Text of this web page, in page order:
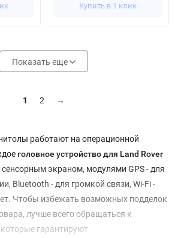
Купить в 1 клик
Показать еще
1 2 →
работают на операционной
головное устройство для Land Rover
экраном, модулями GPS - для
Bluetooth - для громкой связи, Wi-Fi -
Чтобы избежать возможных подделок
лучше всего обращаться к
гарантируют